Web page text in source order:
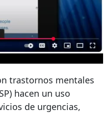
trastornos mentales
hacen un uso
de urgencias,